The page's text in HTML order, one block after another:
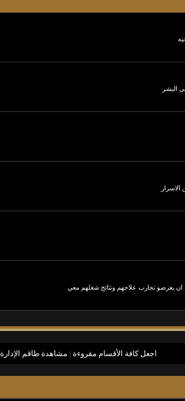
البشر
ان يعرضو تجارب علاجهم ونتائج شغلهم معي
اجعل كافة الأقسام مقروءة | مشاهدة طاقم الإدارة